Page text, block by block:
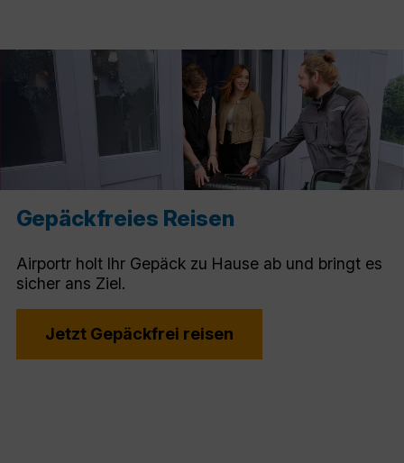
Gepäckfreies Reisen
Airportr holt Ihr Gepäck zu Hause ab und bringt es
sicher ans Ziel.
Jetzt Gepäckfrei reisen